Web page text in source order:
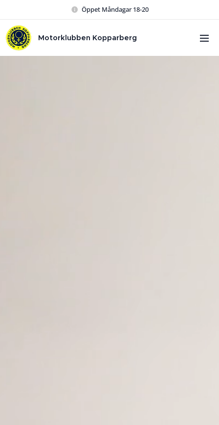
Öppet Måndagar 18-20
Motorklubben Kopparberg